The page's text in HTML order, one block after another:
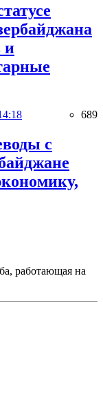
и
689
с
работающая на